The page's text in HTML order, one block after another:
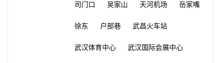
司门口 吴家山 天河机场 岳家嘴
徐东 户部巷 武昌火车站
武汉体育中心 武汉国际会展中心